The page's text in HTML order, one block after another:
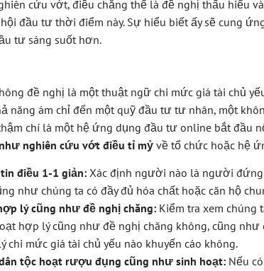
cứu vớt, điều chẳng thể là đề nghị thấu hiểu
đầu tư thời điểm này. Sự hiểu biết ấy sẽ cung
tư sáng suốt hơn.
đề nghị là một thuật ngữ chi mức giá tài chủ
năng ám chỉ đến một quỹ đầu tư tư nhân, một
chí là một hệ ứng dụng đầu tư online bắt đầu
nghiên cứu vớt điều tỉ mỷvề tổ chức hoặc hệ
điều 1-1 giản:Xác định người nào là người đứng
như chúng ta có đầy đủ hóa chất hoặc căn hộ
lý cũng như đề nghị chăng: Kiểm tra xem chúng
hợp lý cũng như đề nghị chăng không, cũng
chi mức giá tài chủ yếu nào khuyến cáo không.
tộc hoạt rượu đụng cũng như sinh hoạt: Nếu